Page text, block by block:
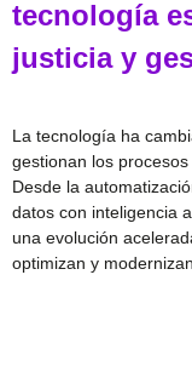
tecnología
justicia y
La tecnología ha
gestionan los
Desde la
datos con inteligencia
una evolución
optimizan y